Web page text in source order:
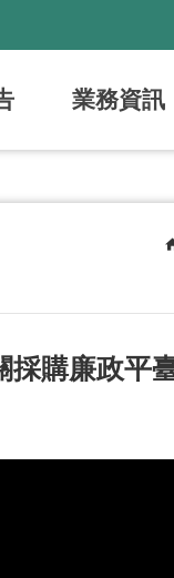
業務資訊
採購廉政平